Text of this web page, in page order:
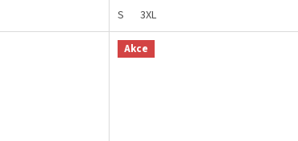
S 3XL
Akce